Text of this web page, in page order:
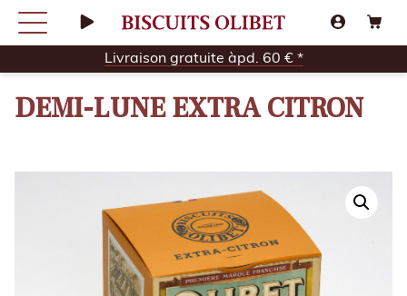
Livraison gratuite àpd. 60 € *
DEMI-LUNE EXTRA CITRON